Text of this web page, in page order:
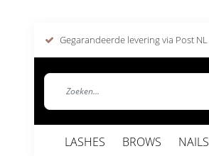
Gegarandeerde levering via Post NL
LASHES BROWS NAILS